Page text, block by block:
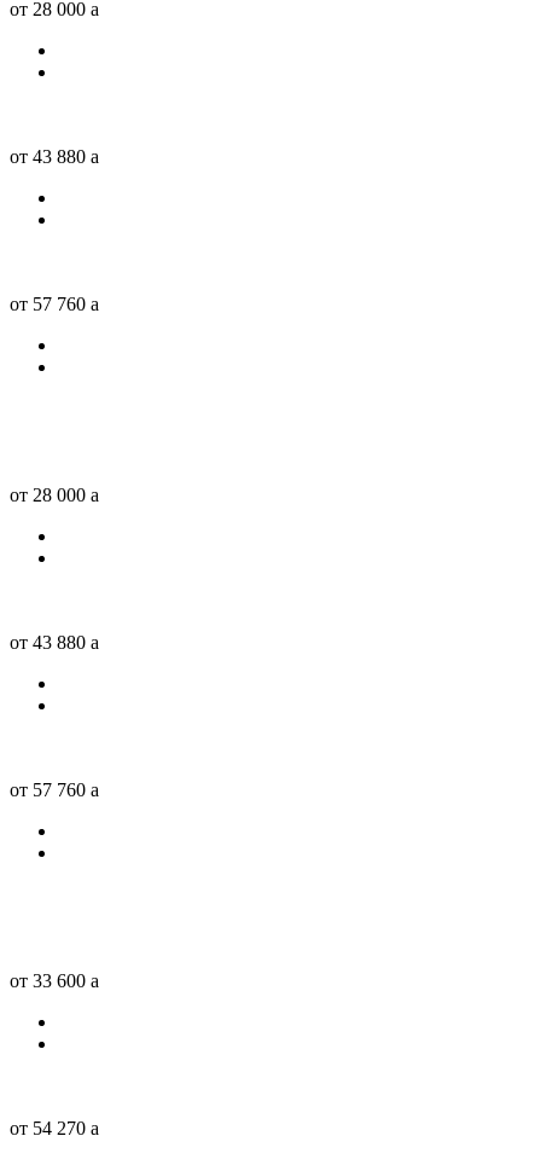
от 28 000 a
от 43 880 a
от 57 760 a
от 28 000 a
от 43 880 a
от 57 760 a
от 33 600 a
от 54 270 a